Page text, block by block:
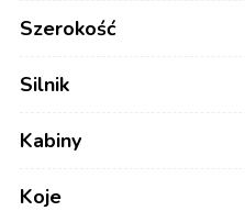
Szerokość
Silnik
Kabiny
Koje